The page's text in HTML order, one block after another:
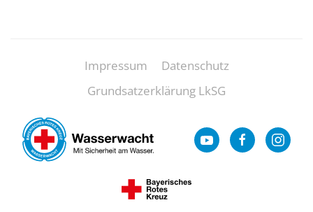
Impressum
Datenschutz
Grundsatzerklärung LkSG